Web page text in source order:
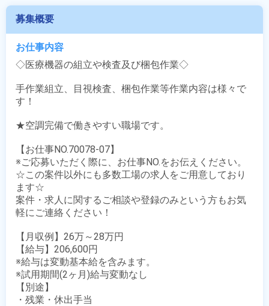
募集概要
お仕事内容
◇医療機器の組立や検査及び梱包作業◇
手作業組立、目視検査、梱包作業等作業内容は様々で
す！
★空調完備で働きやすい職場です。
【お仕事NO.70078-07】
※ご応募いただく際に、お仕事NO.をお伝えください。
☆この案件以外にも多数工場の求人をご用意しており
ます☆
案件・求人に関するご相談や登録のみという方もお気
軽にご連絡ください！
【月収例】26万～28万円
【給与】206,600円
※給与は変動基本給を含みます。
※試用期間(2ヶ月)給与変動なし
【別途】
・残業・休出手当